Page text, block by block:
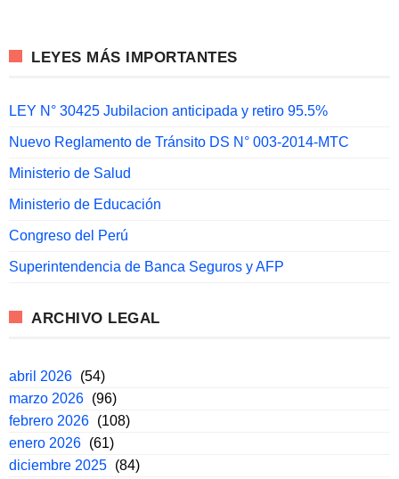
LEYES MÁS IMPORTANTES
LEY N° 30425 Jubilacion anticipada y retiro 95.5%
Nuevo Reglamento de Tránsito DS N° 003-2014-MTC
Ministerio de Salud
Ministerio de Educación
Congreso del Perú
Superintendencia de Banca Seguros y AFP
ARCHIVO LEGAL
abril 2026 (54)
marzo 2026 (96)
febrero 2026 (108)
enero 2026 (61)
diciembre 2025 (84)